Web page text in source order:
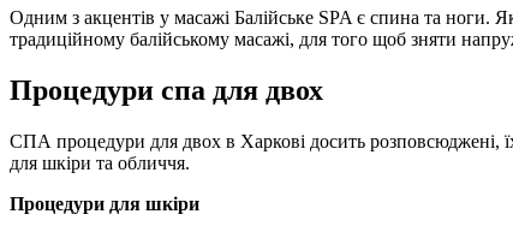
Одним з акцентів у масажі Балійське SPA є спина та ноги.
традиційному балійському масажі, для того щоб зняти
Процедури спа для двох
СПА процедури для двох в Харкові досить розповсюджені,
для шкіри та обличчя.
Процедури для шкіри